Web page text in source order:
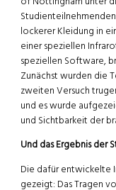
lockerer Kleidung in
einer speziellen
speziellen Software,
Zunächst wurden die
zweiten Versuch
und es wurde
und Sichtbarkeit der
Und das Ergebnis der
Die dafür entwickelte
gezeigt: Das Tragen